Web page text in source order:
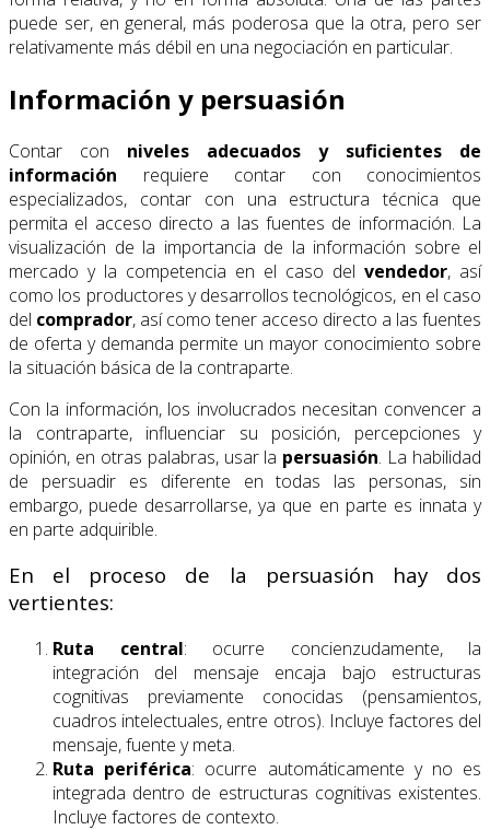
puede ser, en general, más poderosa que la otra, pero ser
relativamente más débil en una negociación en particular.
Información y persuasión
Contar con niveles adecuados y suficientes de
información requiere contar con conocimientos
especializados, contar con una estructura técnica que
permita el acceso directo a las fuentes de información. La
visualización de la importancia de la información sobre el
mercado y la competencia en el caso del vendedor, así
como los productores y desarrollos tecnológicos, en el caso
del comprador, así como tener acceso directo a las fuentes
de oferta y demanda permite un mayor conocimiento sobre
la situación básica de la contraparte.
Con la información, los involucrados necesitan convencer a
la contraparte, influenciar su posición, percepciones y
opinión, en otras palabras, usar la persuasión. La habilidad
de persuadir es diferente en todas las personas, sin
embargo, puede desarrollarse, ya que en parte es innata y
en parte adquirible.
En el proceso de la persuasión hay dos
vertientes:
Ruta central: ocurre concienzudamente, la
integración del mensaje encaja bajo estructuras
cognitivas previamente conocidas (pensamientos,
cuadros intelectuales, entre otros). Incluye factores del
mensaje, fuente y meta.
Ruta periférica: ocurre automáticamente y no es
integrada dentro de estructuras cognitivas existentes.
Incluye factores de contexto.